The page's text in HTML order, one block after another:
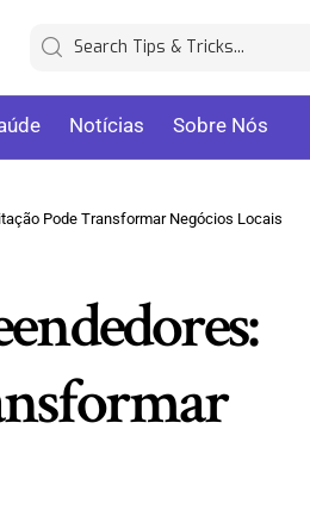
Notícias Sobre Nós
Pode Transformar Negócios Locais